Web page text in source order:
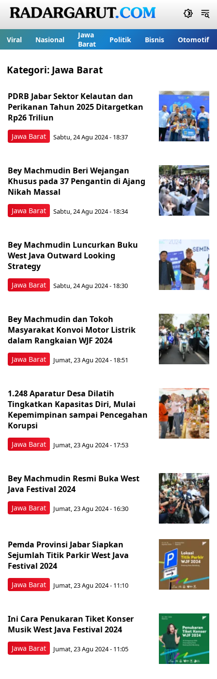
Viral Nasional
Jawa
Barat
Politik Bisnis Otomotif
Kategori: Jawa Barat
Jawa Barat
PDRB Jabar Sektor Kelautan dan
Perikanan Tahun 2025 Ditargetkan
Rp26 Triliun
Sabtu, 24 Agu 2024 - 18:37
Jawa Barat
Bey Machmudin Beri Wejangan
Khusus pada 37 Pengantin di Ajang
Nikah Massal
Sabtu, 24 Agu 2024 - 18:34
Jawa Barat
Bey Machmudin Luncurkan Buku
West Java Outward Looking
Strategy
Sabtu, 24 Agu 2024 - 18:30
Jawa Barat
Bey Machmudin dan Tokoh
Masyarakat Konvoi Motor Listrik
dalam Rangkaian WJF 2024
Jumat, 23 Agu 2024 - 18:51
Jawa Barat
1.248 Aparatur Desa Dilatih
Tingkatkan Kapasitas Diri, Mulai
Kepemimpinan sampai Pencegahan
Korupsi
Jumat, 23 Agu 2024 - 17:53
Jawa Barat
Bey Machmudin Resmi Buka West
Java Festival 2024
Jumat, 23 Agu 2024 - 16:30
Jawa Barat
Pemda Provinsi Jabar Siapkan
Sejumlah Titik Parkir West Java
Festival 2024
Jumat, 23 Agu 2024 - 11:10
Jawa Barat
Ini Cara Penukaran Tiket Konser
Musik West Java Festival 2024
Jumat, 23 Agu 2024 - 11:05